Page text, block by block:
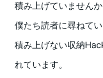
積み上げていません
僕たち読者に尋ねてい
積み上げない収納
れています。